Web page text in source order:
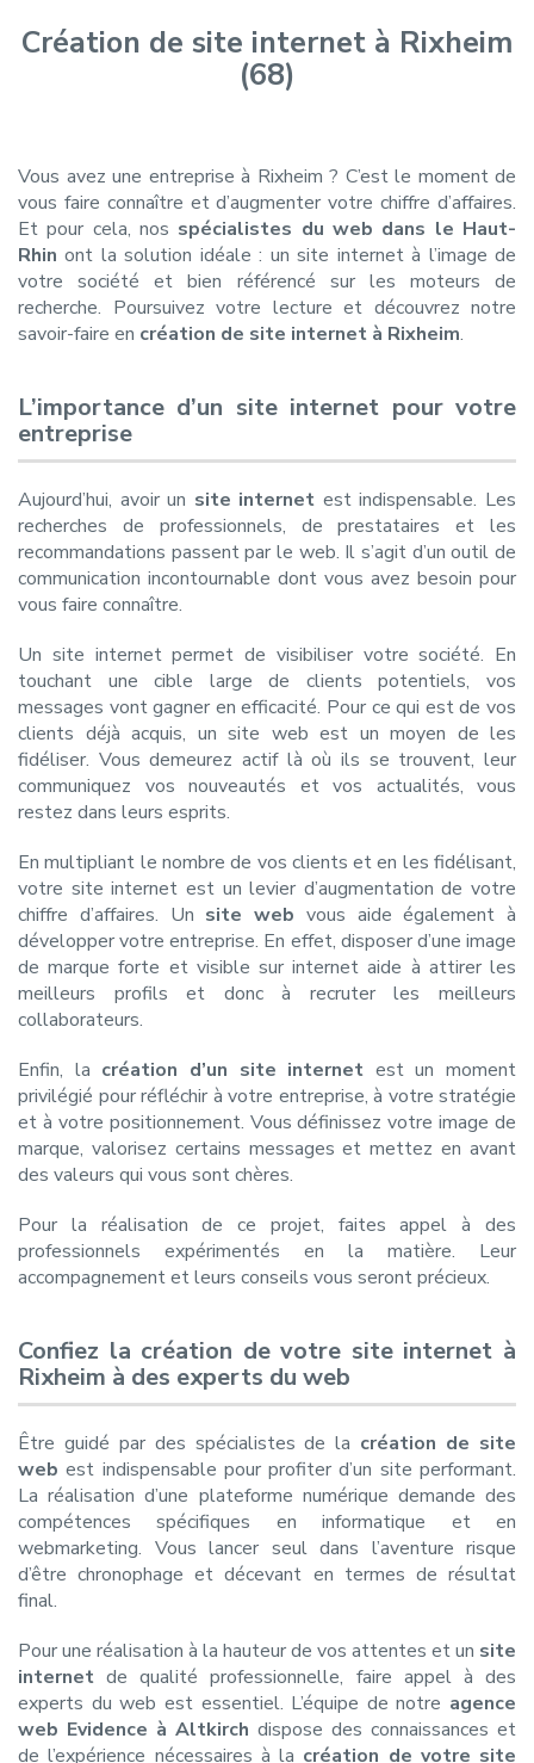
Création de site internet à Rixheim
(68)
Vous avez une entreprise à Rixheim ? C’est le moment de
vous faire connaître et d’augmenter votre chiffre d’affaires.
Et pour cela, nos spécialistes du web dans le Haut-
Rhin ont la solution idéale : un site internet à l’image de
votre société et bien référencé sur les moteurs de
recherche. Poursuivez votre lecture et découvrez notre
savoir-faire en création de site internet à Rixheim.
L’importance d’un site internet pour votre
entreprise
Aujourd’hui, avoir un site internet est indispensable. Les
recherches de professionnels, de prestataires et les
recommandations passent par le web. Il s’agit d’un outil de
communication incontournable dont vous avez besoin pour
vous faire connaître.
Un site internet permet de visibiliser votre société. En
touchant une cible large de clients potentiels, vos
messages vont gagner en efficacité. Pour ce qui est de vos
clients déjà acquis, un site web est un moyen de les
fidéliser. Vous demeurez actif là où ils se trouvent, leur
communiquez vos nouveautés et vos actualités, vous
restez dans leurs esprits.
En multipliant le nombre de vos clients et en les fidélisant,
votre site internet est un levier d’augmentation de votre
chiffre d’affaires. Un site web vous aide également à
développer votre entreprise. En effet, disposer d’une image
de marque forte et visible sur internet aide à attirer les
meilleurs profils et donc à recruter les meilleurs
collaborateurs.
Enfin, la création d’un site internet est un moment
privilégié pour réfléchir à votre entreprise, à votre stratégie
et à votre positionnement. Vous définissez votre image de
marque, valorisez certains messages et mettez en avant
des valeurs qui vous sont chères.
Pour la réalisation de ce projet, faites appel à des
professionnels expérimentés en la matière. Leur
accompagnement et leurs conseils vous seront précieux.
Confiez la création de votre site internet à
Rixheim à des experts du web
Être guidé par des spécialistes de la création de site
web est indispensable pour profiter d’un site performant.
La réalisation d’une plateforme numérique demande des
compétences spécifiques en informatique et en
webmarketing. Vous lancer seul dans l’aventure risque
d’être chronophage et décevant en termes de résultat
final.
Pour une réalisation à la hauteur de vos attentes et un site
internet de qualité professionnelle, faire appel à des
experts du web est essentiel. L’équipe de notre agence
web Evidence à Altkirch dispose des connaissances et
de l’expérience nécessaires à la création de votre site